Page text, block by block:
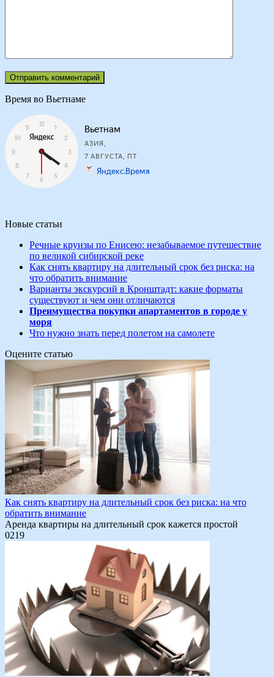
Время во Вьетнаме
Новые статьи
Речные круизы по Енисею: незабываемое путешествие
по великой сибирской реке
Как снять квартиру на длительный срок без риска: на
что обратить внимание
Варианты экскурсий в Кронштадт: какие форматы
существуют и чем они отличаются
Преимущества покупки апартаментов в городе у
моря
Что нужно знать перед полетом на самолете
Оцените статью
Как снять квартиру на длительный срок без риска: на что
обратить внимание
Аренда квартиры на длительный срок кажется простой
0219